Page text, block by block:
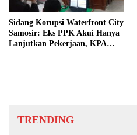
Sidang Korupsi Waterfront City
Samosir: Eks PPK Akui Hanya
Lanjutkan Pekerjaan, KPA
TRENDING